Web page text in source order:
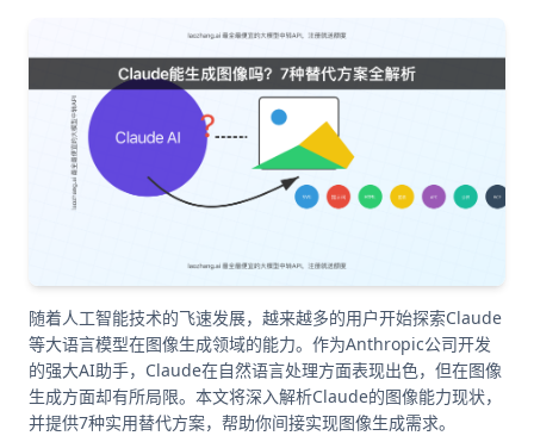
随着人工智能技术的飞速发展，越来越多的用户开始探索Claude
等大语言模型在图像生成领域的能力。作为Anthropic公司开发
的强大AI助手，Claude在自然语言处理方面表现出色，但在图像
生成方面却有所局限。本文将深入解析Claude的图像能力现状，
并提供7种实用替代方案，帮助你间接实现图像生成需求。